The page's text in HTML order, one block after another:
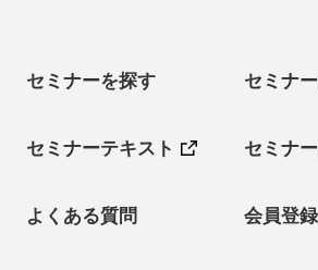
セミナーを探す セミナ
セミナーテキスト セミナ
よくある質問 会員登録